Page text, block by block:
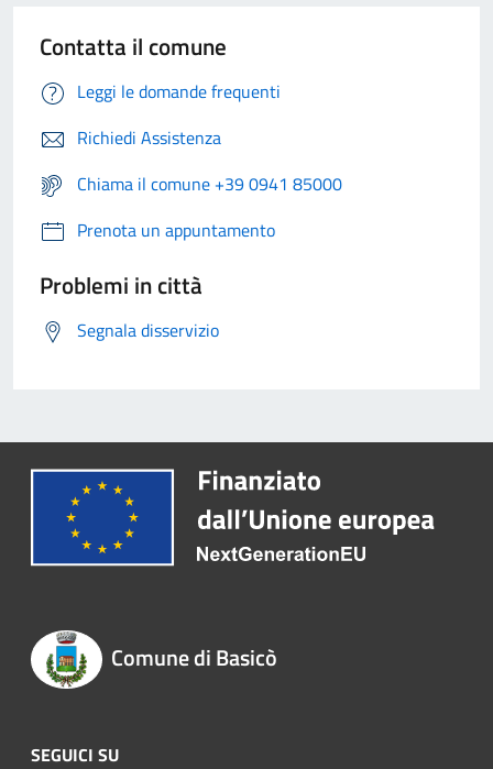
Contatta il comune
Leggi le domande frequenti
Richiedi Assistenza
Chiama il comune +39 0941 85000
Prenota un appuntamento
Problemi in città
Segnala disservizio
Comune di Basicò
SEGUICI SU